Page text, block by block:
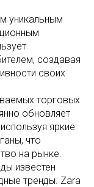
уникальным
создавая
своих
торговых
обновляет
яркие
что
на рынке.
известен
тренды. Zara